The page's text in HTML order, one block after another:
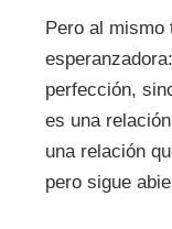
Pero al mismo
perfección,
es una
una relación
pero sigue